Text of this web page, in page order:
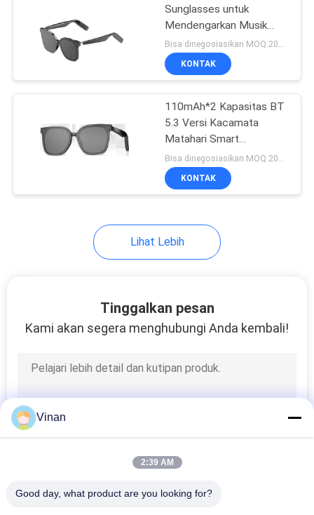
Kacamata Video
FPV
Kacamata Pelatihan
Kacamata Cerdas
Bluetooth
Sunglasses untuk
Mendengarkan Musik
110 mAh * 2 8-10 Jam
Hitam
Bisa dinegosiasikan MOQ:200 PCS
KONTAK
110mAh*2 Kapasitas BT
5.3 Versi Kacamata
Matahari Smart
Bluetooth Sempurna
untuk 8-10 Jam
Mendengarkan Musik
Bisa dinegosiasikan MOQ:200 PCS
KONTAK
Lihat Lebih
Tinggalkan pesan
Kami akan segera menghubungi Anda kembali!
Vinan
2:39 AM
Good day, what product are you looking for?